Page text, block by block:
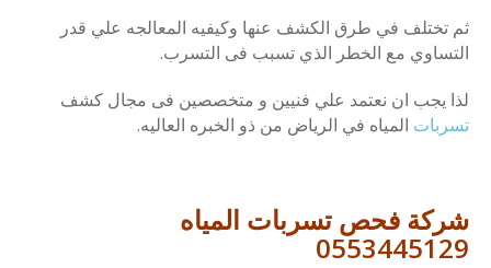
ثم تختلف في طرق الكشف عنها وكيفيه المعالجه علي قدر
التساوي مع الخطر الذي تسبب فى التسرب.
لذا يجب ان نعتمد علي فنيين و متخصصين فى مجال كشف
تسربات المياه في الرياض من ذو الخبره العاليه.
شركة فحص تسربات المياه
0553445129